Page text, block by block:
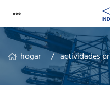
hogar actividades